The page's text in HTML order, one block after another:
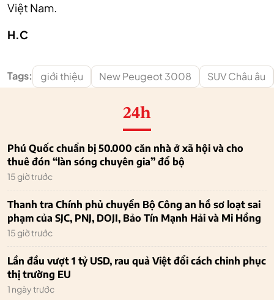
Việt Nam.
H.C
Tags: giới thiệu New Peugeot 3008 SUV Châu âu
24h
Phú Quốc chuẩn bị 50.000 căn nhà ở xã hội và cho
thuê đón “làn sóng chuyên gia” đổ bộ
15 giờ trước
Thanh tra Chính phủ chuyển Bộ Công an hồ sơ loạt sai
phạm của SJC, PNJ, DOJI, Bảo Tín Mạnh Hải và Mi Hồng
15 giờ trước
Lần đầu vượt 1 tỷ USD, rau quả Việt đổi cách chinh phục
thị trường EU
1 ngày trước